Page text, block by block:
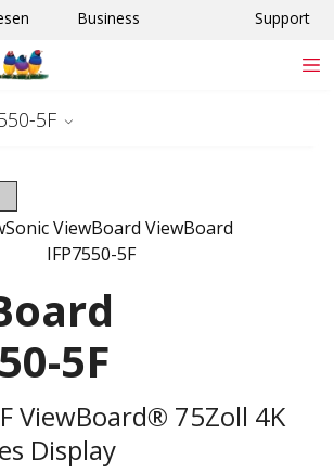
Business Support
5F
5F
ViewBoard® 75Zoll 4K
Display